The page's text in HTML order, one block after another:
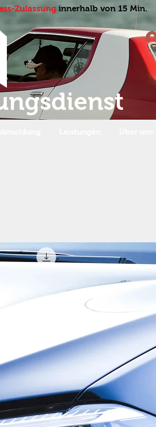
Zulassung innerhalb von 15 Min.